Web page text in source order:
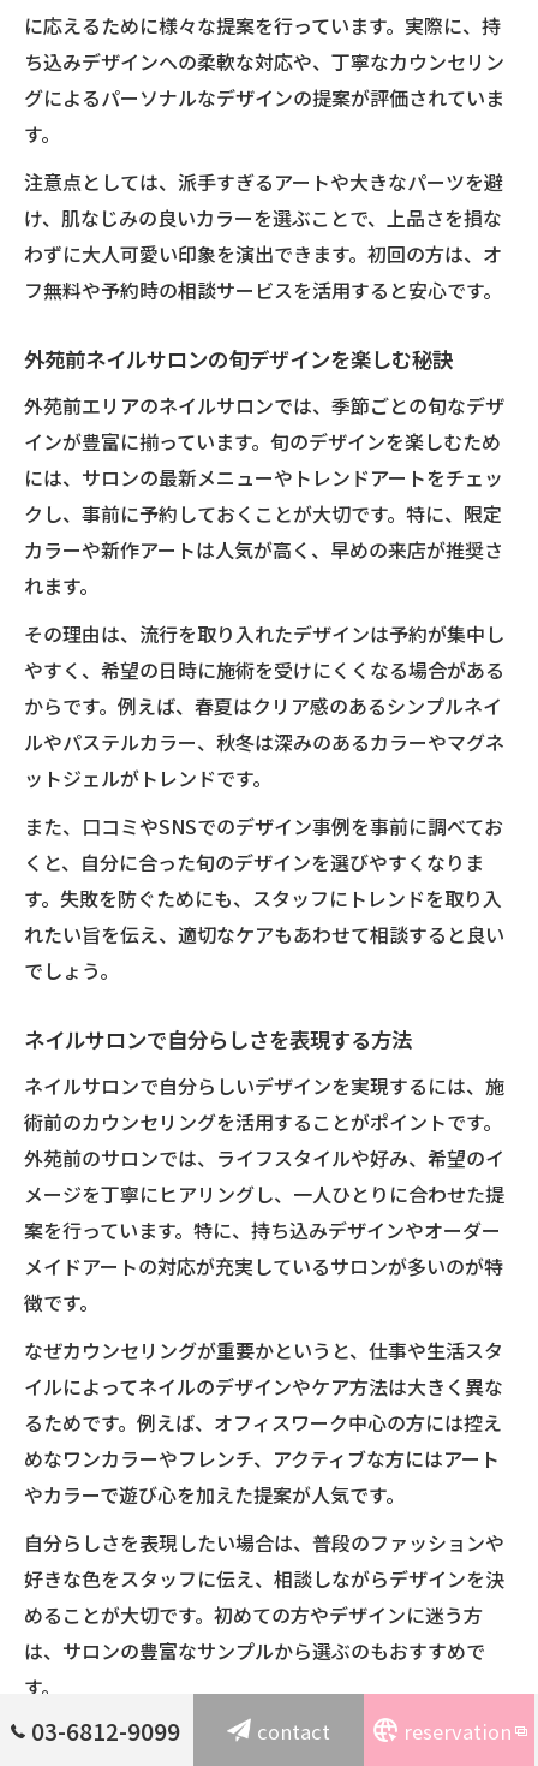
に応えるために様々な提案を行っています。実際に、持
ち込みデザインへの柔軟な対応や、丁寧なカウンセリン
グによるパーソナルなデザインの提案が評価されていま
す。
注意点としては、派手すぎるアートや大きなパーツを避
け、肌なじみの良いカラーを選ぶことで、上品さを損な
わずに大人可愛い印象を演出できます。初回の方は、オ
フ無料や予約時の相談サービスを活用すると安心です。
外苑前ネイルサロンの旬デザインを楽しむ秘訣
外苑前エリアのネイルサロンでは、季節ごとの旬なデザ
インが豊富に揃っています。旬のデザインを楽しむため
には、サロンの最新メニューやトレンドアートをチェッ
クし、事前に予約しておくことが大切です。特に、限定
カラーや新作アートは人気が高く、早めの来店が推奨さ
れます。
その理由は、流行を取り入れたデザインは予約が集中し
やすく、希望の日時に施術を受けにくくなる場合がある
からです。例えば、春夏はクリア感のあるシンプルネイ
ルやパステルカラー、秋冬は深みのあるカラーやマグネ
ットジェルがトレンドです。
また、口コミやSNSでのデザイン事例を事前に調べてお
くと、自分に合った旬のデザインを選びやすくなりま
す。失敗を防ぐためにも、スタッフにトレンドを取り入
れたい旨を伝え、適切なケアもあわせて相談すると良い
でしょう。
ネイルサロンで自分らしさを表現する方法
ネイルサロンで自分らしいデザインを実現するには、施
術前のカウンセリングを活用することがポイントです。
外苑前のサロンでは、ライフスタイルや好み、希望のイ
メージを丁寧にヒアリングし、一人ひとりに合わせた提
案を行っています。特に、持ち込みデザインやオーダー
メイドアートの対応が充実しているサロンが多いのが特
徴です。
なぜカウンセリングが重要かというと、仕事や生活スタ
イルによってネイルのデザインやケア方法は大きく異な
るためです。例えば、オフィスワーク中心の方には控え
めなワンカラーやフレンチ、アクティブな方にはアート
やカラーで遊び心を加えた提案が人気です。
自分らしさを表現したい場合は、普段のファッションや
好きな色をスタッフに伝え、相談しながらデザインを決
めることが大切です。初めての方やデザインに迷う方
は、サロンの豊富なサンプルから選ぶのもおすすめで
す。
03-6812-9099 contact reservation